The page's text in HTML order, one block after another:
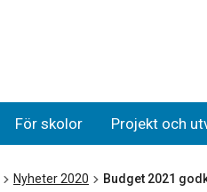
För skolor Projekt och
Nyheter 2020 Budget 2021